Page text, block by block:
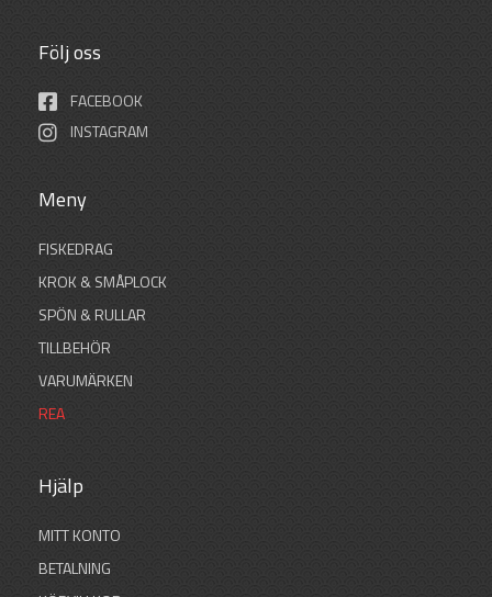
Följ oss
FACEBOOK
INSTAGRAM
Meny
FISKEDRAG
KROK & SMÅPLOCK
SPÖN & RULLAR
TILLBEHÖR
VARUMÄRKEN
REA
Hjälp
MITT KONTO
BETALNING